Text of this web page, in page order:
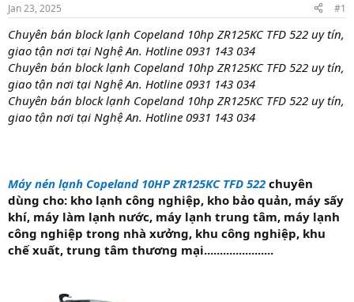
t
a
t
e
r
t
e
Jan 23, 2025 #1
Chuyên bán block lạnh Copeland 10hp ZR125KC TFD 522 uy tín,
giao tận nơi tại Nghệ An. Hotline 0931 143 034
Chuyên bán block lạnh Copeland 10hp ZR125KC TFD 522 uy tín,
giao tận nơi tại Nghệ An. Hotline 0931 143 034
Chuyên bán block lạnh Copeland 10hp ZR125KC TFD 522 uy tín,
giao tận nơi tại Nghệ An. Hotline 0931 143 034
Máy nén lạnh Copeland 10HP ZR125KC TFD 522 chuyên
dùng cho: kho lạnh công nghiệp, kho bảo quản, máy sấy
khí, máy làm lạnh nước, máy lạnh trung tâm, máy lạnh
công nghiệp trong nhà xưởng, khu công nghiệp, khu
chế xuất, trung tâm thương mại......................